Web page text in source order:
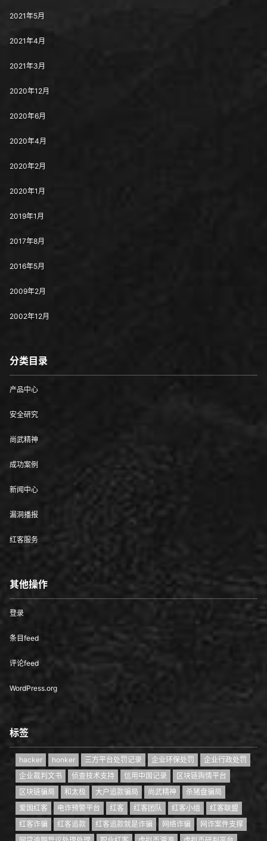
2021年5月
2021年4月
2021年3月
2020年12月
2020年6月
2020年4月
2020年2月
2020年1月
2019年1月
2017年8月
2016年5月
2009年2月
2002年12月
分类目录
产品中心
安全研究
尚武精神
成功案例
新闻中心
漏洞播报
红客服务
其他操作
登录
条目feed
评论feed
WordPress.org
标签
hacker honker 三方平台处罚记录 企业环保处罚
企业行政处罚
企业裁判文书
侦查技术支持 信用中国记录
区块链舆情平台
区块链骗局
和太极 大户追款骗局 尚武精神
杀猪盘骗局
爱国红客
电诈预警平台 红客 红客团队 红客小组
红客联盟
红客诈骗
红客追款 红客追款就是诈骗 网络诈骗
网诈案件支撑